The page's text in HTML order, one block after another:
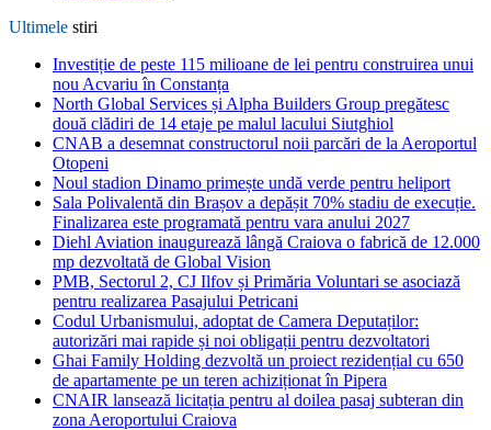
Ultimele stiri
Investiție de peste 115 milioane de lei pentru construirea unui
nou Acvariu în Constanța
North Global Services și Alpha Builders Group pregătesc
două clădiri de 14 etaje pe malul lacului Siutghiol
CNAB a desemnat constructorul noii parcări de la Aeroportul
Otopeni
Noul stadion Dinamo primește undă verde pentru heliport
Sala Polivalentă din Brașov a depășit 70% stadiu de execuție.
Finalizarea este programată pentru vara anului 2027
Diehl Aviation inaugurează lângă Craiova o fabrică de 12.000
mp dezvoltată de Global Vision
PMB, Sectorul 2, CJ Ilfov și Primăria Voluntari se asociază
pentru realizarea Pasajului Petricani
Codul Urbanismului, adoptat de Camera Deputaților:
autorizări mai rapide și noi obligații pentru dezvoltatori
Ghai Family Holding dezvoltă un proiect rezidențial cu 650
de apartamente pe un teren achiziționat în Pipera
CNAIR lansează licitația pentru al doilea pasaj subteran din
zona Aeroportului Craiova